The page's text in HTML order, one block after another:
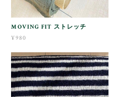
MOVING FIT ストレッチ
¥980